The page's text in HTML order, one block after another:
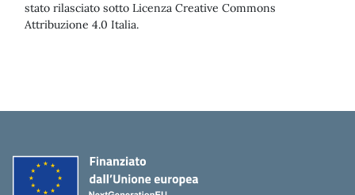
stato rilasciato sotto Licenza Creative Commons
Attribuzione 4.0 Italia.